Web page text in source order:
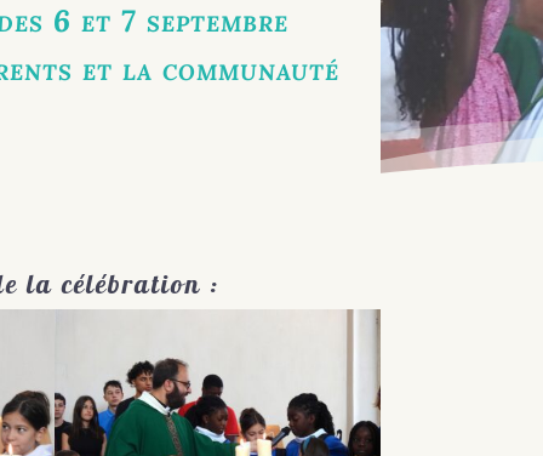
6 et 7 septembre
et la communauté
la célébration :